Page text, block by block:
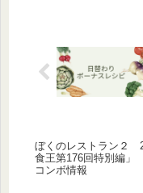
ぼくのレストラン２
食王第176回特別編」
コンボ情報